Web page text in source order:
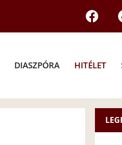
DIASZPÓRA HITÉLET